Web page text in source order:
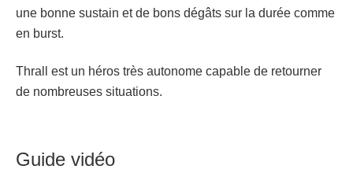
une bonne sustain et de bons dégâts sur la durée comme
en burst.
Thrall est un héros très autonome capable de retourner
de nombreuses situations.
Guide vidéo